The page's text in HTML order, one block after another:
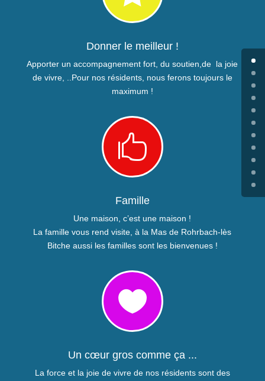
Donner le meilleur !
Apporter un accompagnement fort, du soutien,de la joie
de vivre, ..Pour nos résidents, nous ferons toujours le
maximum !

Famille
Une maison, c’est une maison !
La famille vous rend visite, à la Mas de Rohrbach-lès
Bitche aussi les familles sont les bienvenues !

Un cœur gros comme ça ...
La force et la joie de vivre de nos résidents sont des